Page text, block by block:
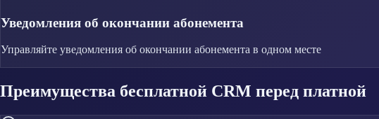
Уведомления об окончании абонемента
Управляйте уведомления об окончании абонемента в одном месте
Преимущества бесплатной CRM перед платной